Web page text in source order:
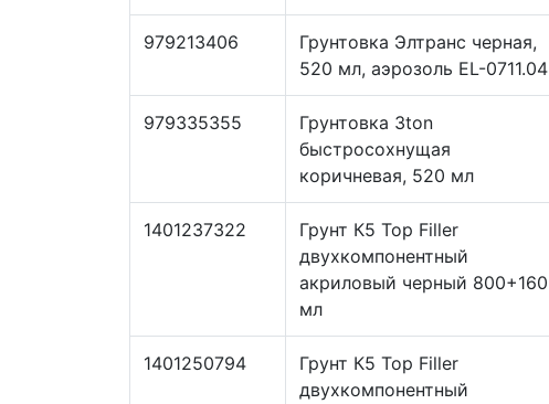
979213406
Грунтовка Элтранс черная,
520 мл, аэрозоль EL-0711.04
979335355
Грунтовка 3ton
быстросохнущая
коричневая, 520 мл
1401237322
Грунт К5 Top Filler
двухкомпонентный
акриловый черный 800+160
мл
1401250794
Грунт К5 Top Filler
двухкомпонентный